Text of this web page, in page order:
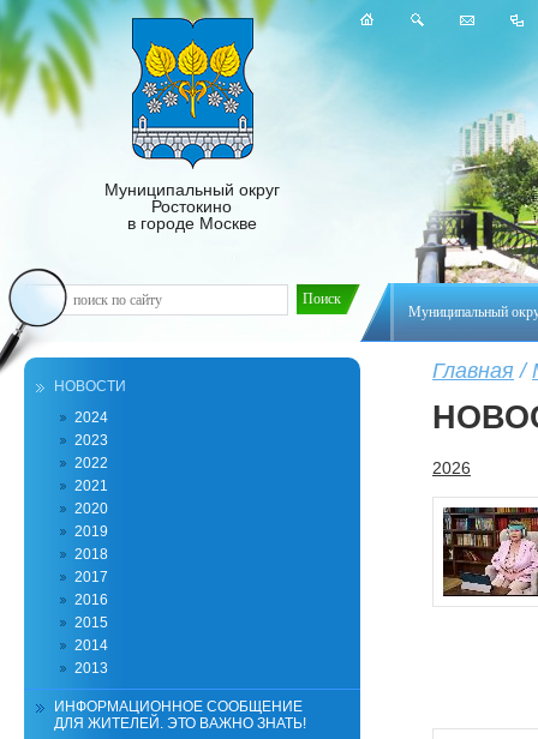
Муниципальный
Муниципальный округ
Ростокино
в городе Москве
Главная /
2026
НОВОСТИ
2024
2023
2022
2021
2020
2019
2018
2017
2016
2015
2014
2013
ИНФОРМАЦИОННОЕ СООБЩЕНИЕ
ДЛЯ ЖИТЕЛЕЙ. ЭТО ВАЖНО ЗНАТЬ!